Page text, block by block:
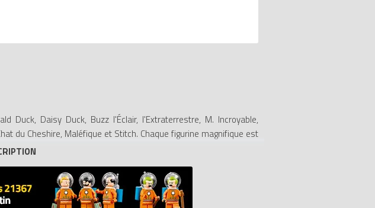
Duck, Daisy Duck, Buzz l'Éclair, l'Extraterrestre, M. Incroyable,
du Cheshire, Maléfique et Stitch. Chaque figurine magnifique est
de la série Disney vas-tu découvrir à l'intérieur de ton prochain